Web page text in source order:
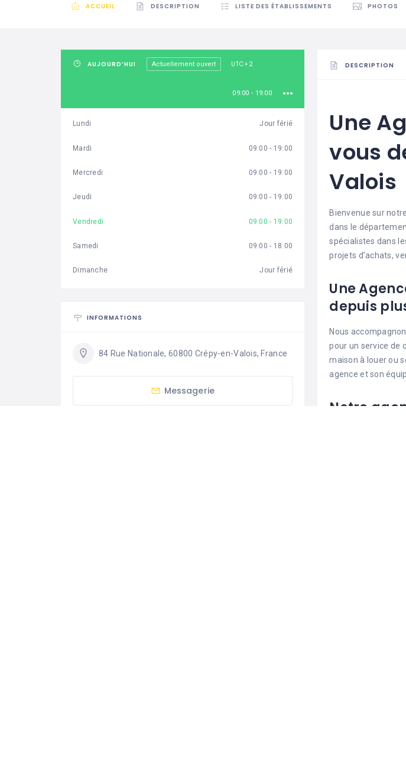
ACCUEIL DESCRIPTION LISTE DES ÉTABLISSEMENTS PHOTOS
DESCRIPTION
Une
vous
Valois
Bienvenue sur
dans le
spécialistes dans
projets d’achats,
Une
depuis
Nous
pour un service de
maison à louer ou
agence et son
Notre
AUJOURD’HUI Actuellement ouvert UTC+2
09:00 - 19:00
Lundi Jour férié
Mardi 09:00 - 19:00
Mercredi 09:00 - 19:00
Jeudi 09:00 - 19:00
Vendredi 09:00 - 19:00
Samedi 09:00 - 18:00
Dimanche Jour férié
INFORMATIONS
84 Rue Nationale, 60800 Crépy-en-Valois, France
Messagerie